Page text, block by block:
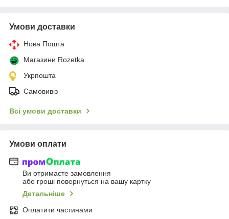
Умови доставки
Нова Пошта
Магазини Rozetka
Укрпошта
Самовивіз
Всі умови доставки
Умови оплати
Ви отримаєте замовлення
або гроші повернуться на вашу картку
Детальніше
Оплатити частинами